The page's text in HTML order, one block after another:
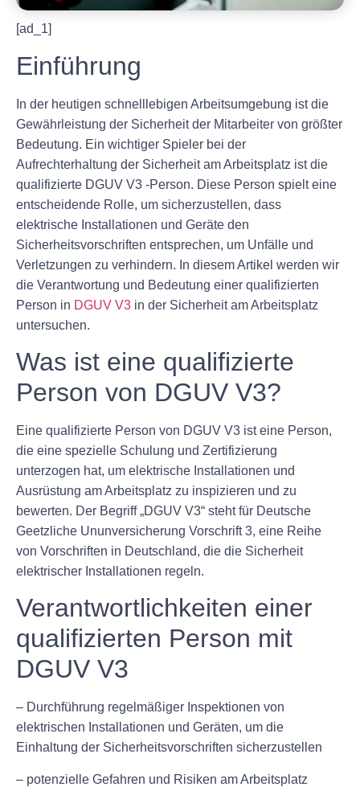
[ad_1]
Einführung
In der heutigen schnelllebigen Arbeitsumgebung ist die
Gewährleistung der Sicherheit der Mitarbeiter von größter
Bedeutung. Ein wichtiger Spieler bei der
Aufrechterhaltung der Sicherheit am Arbeitsplatz ist die
qualifizierte DGUV V3 -Person. Diese Person spielt eine
entscheidende Rolle, um sicherzustellen, dass
elektrische Installationen und Geräte den
Sicherheitsvorschriften entsprechen, um Unfälle und
Verletzungen zu verhindern. In diesem Artikel werden wir
die Verantwortung und Bedeutung einer qualifizierten
Person in DGUV V3 in der Sicherheit am Arbeitsplatz
untersuchen.
Was ist eine qualifizierte
Person von DGUV V3?
Eine qualifizierte Person von DGUV V3 ist eine Person,
die eine spezielle Schulung und Zertifizierung
unterzogen hat, um elektrische Installationen und
Ausrüstung am Arbeitsplatz zu inspizieren und zu
bewerten. Der Begriff „DGUV V3“ steht für Deutsche
Geetzliche Ununversicherung Vorschrift 3, eine Reihe
von Vorschriften in Deutschland, die die Sicherheit
elektrischer Installationen regeln.
Verantwortlichkeiten einer
qualifizierten Person mit
DGUV V3
– Durchführung regelmäßiger Inspektionen von
elektrischen Installationen und Geräten, um die
Einhaltung der Sicherheitsvorschriften sicherzustellen
– potenzielle Gefahren und Risiken am Arbeitsplatz